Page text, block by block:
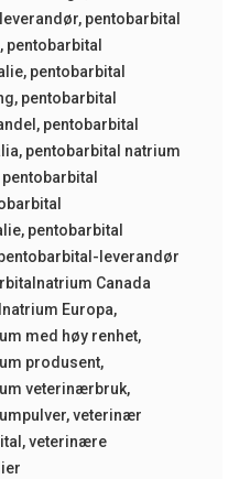
, pentobarbital
, pentobarbital
, pentobarbital
, pentobarbital
, pentobarbital
, pentobarbital natrium
pentobarbital
, pentobarbital
leverandør
Canada
Europa,
med høy renhet,
produsent,
veterinærbruk,
,veterinær
,veterinære